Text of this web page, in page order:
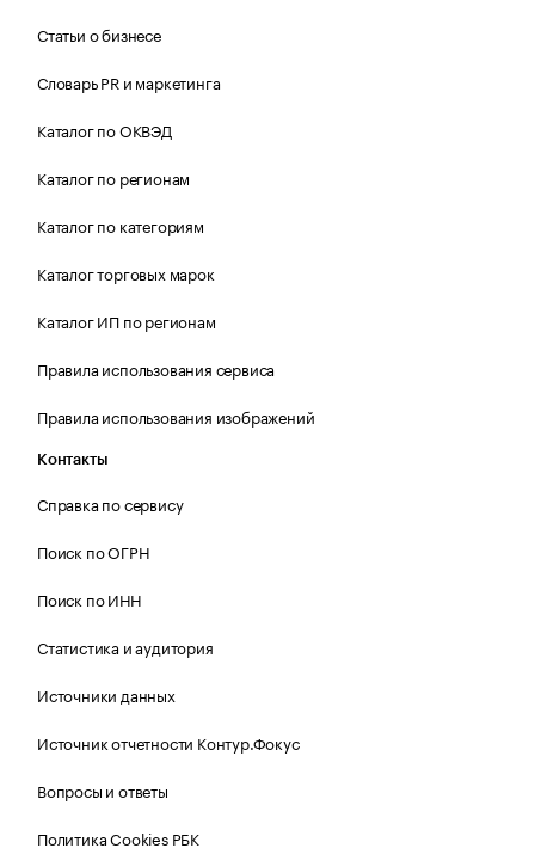
Статьи о бизнесе
Словарь PR и маркетинга
Каталог по ОКВЭД
Каталог по регионам
Каталог по категориям
Каталог торговых марок
Каталог ИП по регионам
Правила использования сервиса
Правила использования изображений
Контакты
Справка по сервису
Поиск по ОГРН
Поиск по ИНН
Статистика и аудитория
Источники данных
Источник отчетности Контур.Фокус
Вопросы и ответы
Политика Cookies РБК